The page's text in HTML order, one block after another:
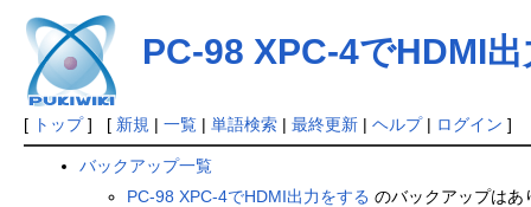
PC-98 XPC-4でHDMI
[ トップ] [ 新規 | 一覧| 単語検索| 最終更新| ヘルプ| ログイン ]
バックアップ一覧
PC-98 XPC-4でHDMI出力をする のバックアップはあ